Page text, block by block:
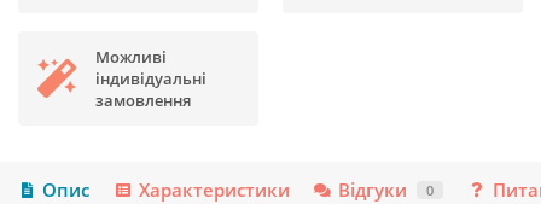
Можливі
індивідуальні
замовлення
Опис Характеристики Відгуки 0